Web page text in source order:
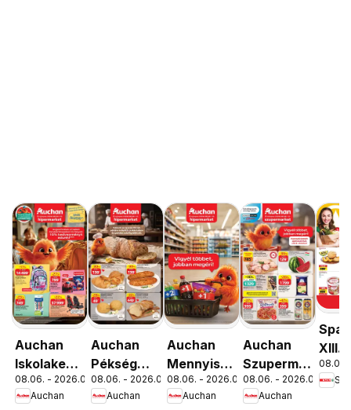
Auchan
Iskolakezdés
ajánlatok
08.06. - 2026.08.19.
Auchan
Auchan
Pékség
ajánlataink
08.06. - 2026.08.12.
Auchan
Auchan
Mennyiségi
kedvezmény
ajánlataink
08.06. - 2026.08.19.
Auchan
Auchan
Szupermarket
akciós
újság
08.06. - 2026.08.12.
Auchan
Spar
XIII.
út
08.06.